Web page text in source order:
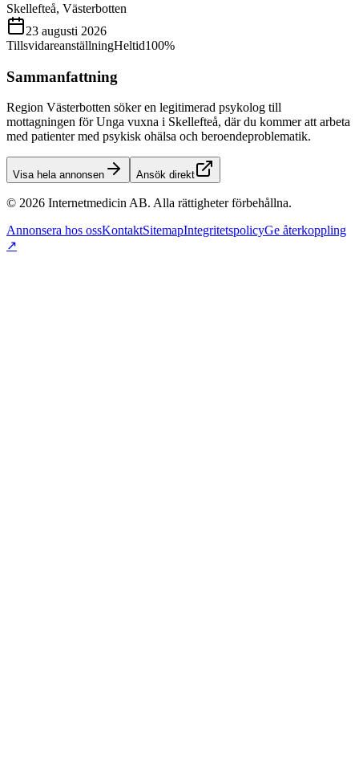
Skellefteå, Västerbotten
23 augusti 2026
TillsvidareanställningHeltid100%
Sammanfattning
Region Västerbotten söker en legitimerad psykolog till
mottagningen för Unga vuxna i Skellefteå, där du kommer att arbeta
med patienter med psykisk ohälsa och beroendeproblematik.
Visa hela annonsen Ansök direkt
© 2026 Internetmedicin AB. Alla rättigheter förbehållna.
Annonsera hos ossKontaktSitemapIntegritetspolicyGe återkoppling
↗